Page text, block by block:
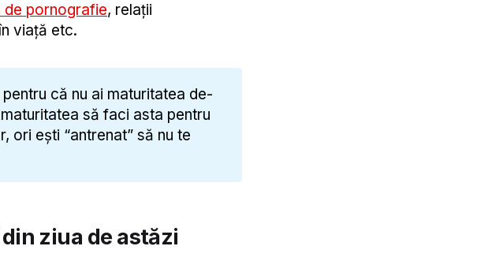
de pornografie, relații
viață etc.
că nu ai maturitatea de-
să faci asta pentru
ori ești “antrenat” să nu te
ziua de astăzi